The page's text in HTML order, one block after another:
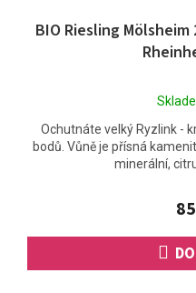
BIO Riesling
Ochutnáte velký Ryzlink -
bodů. Vůně je přísná
minerální,